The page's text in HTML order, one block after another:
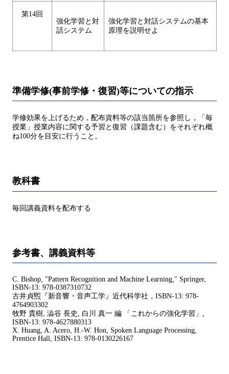
第14回
強化学習と対
話システム
強化学習と対話システムの基本
原理を説明せよ
準備学修(事前学修・復習)等についての指示
学修効果を上げるため，配布資料等の該当箇所を参照し，「毎
授業」授業内容に関する予習と復習（課題含む）をそれぞれ概
ね100分を目安に行うこと。
教科書
毎回講義資料を配布する
参考書、講義資料等
C. Bishop, "Pattern Recognition and Machine Learning," Springer,
ISBN-13: 978-0387310732
古井貞煕『新音響・音声工学』近代科学社，ISBN-13: 978-
4764903302
牧野 貴樹, 澁谷 長史, 白川 真一 編 「これからの強化学習」,
ISBN-13: ‎978-4627880313
X. Huang, A. Acero, H.-W. Hon, Spoken Language Processing,
Prentice Hall, ISBN-13: 978-0130226167